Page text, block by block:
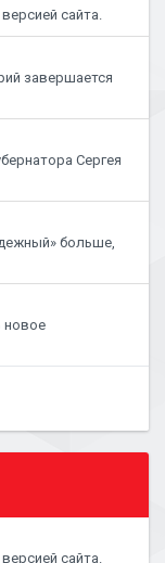
сайта.
завершается
Сергея
больше,
новое
сайта.